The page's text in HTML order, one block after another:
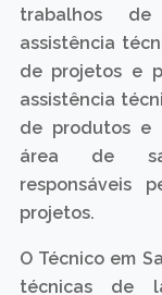
trabalhos de
assistência
de projetos e
assistência
de produtos e
área de
responsáveis
projetos.
O Técnico em
técnicas de